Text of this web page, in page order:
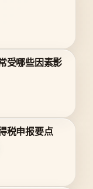
受哪些因素影
税申报要点